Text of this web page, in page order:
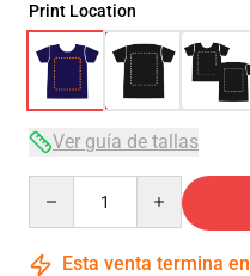
Print Location
Ver guía de tallas
Esta venta termina en